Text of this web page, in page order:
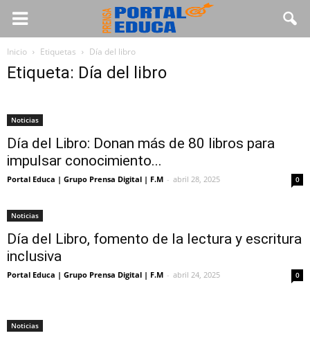
Inicio Etiquetas Día del libro
Etiqueta: Día del libro
Noticias
Día del Libro: Donan más de 80 libros para
impulsar conocimiento...
Portal Educa | Grupo Prensa Digital | F.M - abril 28, 2025 0
Noticias
Día del Libro, fomento de la lectura y escritura
inclusiva
Portal Educa | Grupo Prensa Digital | F.M - abril 24, 2025 0
Noticias